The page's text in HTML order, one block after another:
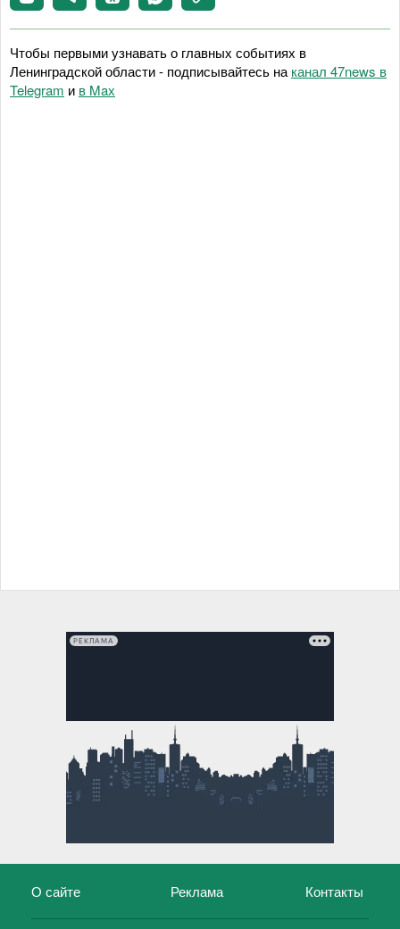
Чтобы первыми узнавать о главных событиях в
Ленинградской области - подписывайтесь на канал 47news в
Telegram и в Maх
РЕКЛАМА
О сайте Реклама Контакты